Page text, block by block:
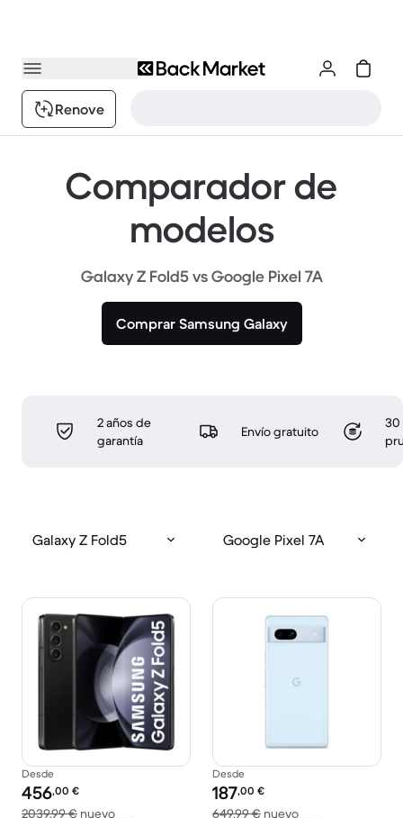
Renove
Comparador de
modelos
Galaxy Z Fold5 vs Google Pixel 7A
Comprar Samsung Galaxy
2 años de
garantía
Envío gratuito
30
Galaxy Z Fold5 Google Pixel 7A
Desde
Precio reacondicionado:
456,00 €
2039,99 € nuevoEl dispositivo nuevo vale 2039,99 €
Desde
Precio reacondicionado:
187,00 €
649,99 € nuevoEl dispositivo